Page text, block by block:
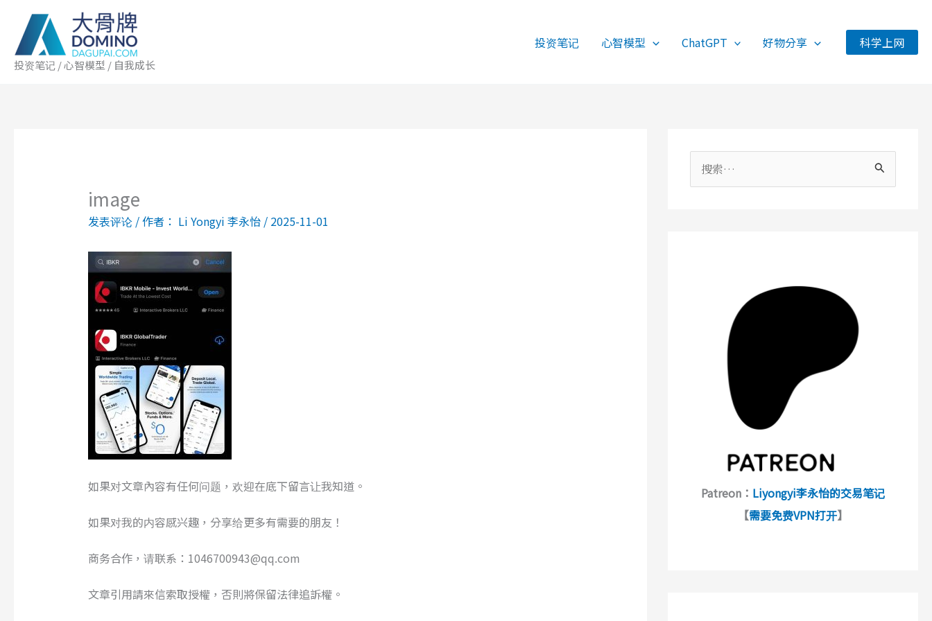
投资笔记 / 心智模型 / 自我成长
投资笔记 心智模型 ChatGPT 好物分享 科学上网
image
发表评论 / 作者： Li Yongyi 李永怡 / 2025-11-01
如果对文章內容有任何问题，欢迎在底下留言让我知道。
如果对我的内容感兴趣，分享给更多有需要的朋友！
商务合作，请联系：1046700943@qq.com
文章引用請來信索取授權，否則將保留法律追訴權。
索
Patreon： Liyongyi李永怡的交易笔记
【需要免费VPN打开】